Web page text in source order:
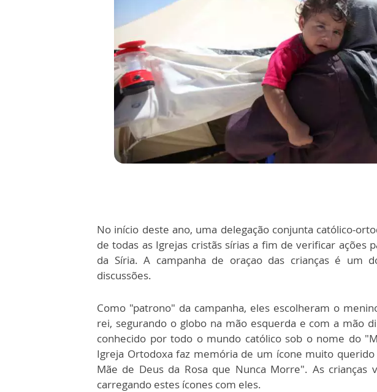
No início deste ano, uma delegação conjunta católico-
de todas as Igrejas cristãs sírias a fim de verificar ações
da Síria. A campanha de oraçao das crianças é um
discussões.
Como "patrono" da campanha, eles escolheram o
rei, segurando o globo na mão esquerda e com a mão
conhecido por todo o mundo católico sob o nome do
Igreja Ortodoxa faz memória de um ícone muito querido
Mãe de Deus da Rosa que Nunca Morre". As crianças
carregando estes ícones com eles.